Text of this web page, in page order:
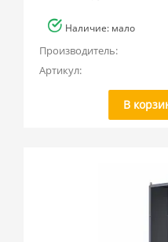
Наличие: мало
Производитель:
Артикул:
В